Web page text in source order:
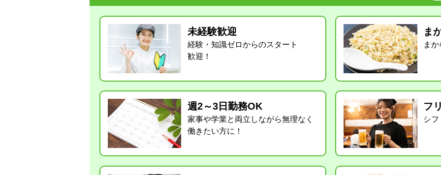
未経験歓迎
経験・知識ゼロからのスタート
歓迎！
ま
ま
週2～3日勤務OK
家事や学業と両立しながら無理なく
働きたい方に！
フ
シ